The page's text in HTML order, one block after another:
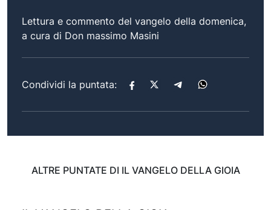
Lettura e commento del vangelo della domenica,
a cura di Don massimo Masini
Condividi la puntata:
ALTRE PUNTATE DI IL VANGELO DELLA GIOIA